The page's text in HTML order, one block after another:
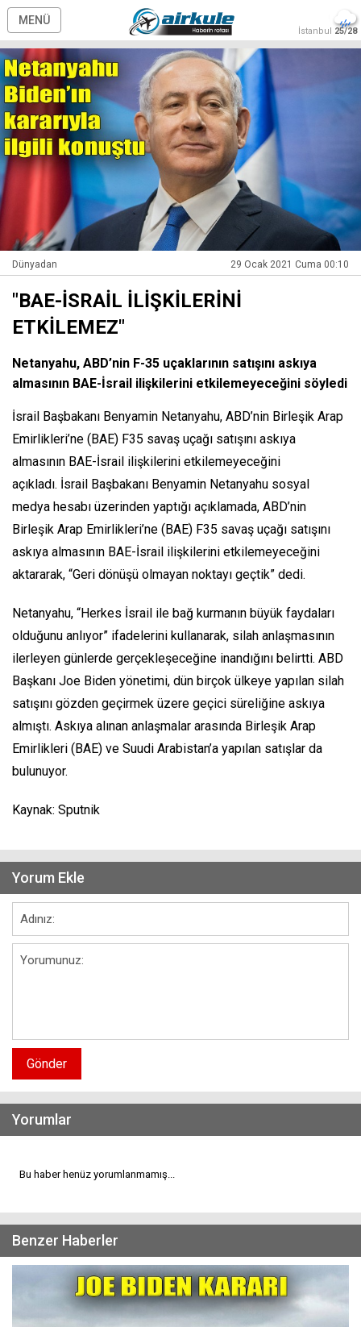
MENÜ
İstanbul 25/28
Dünyadan 29 Ocak 2021 Cuma 00:10
"BAE-İSRAİL İLİŞKİLERİNİ
ETKİLEMEZ"
Netanyahu, ABD’nin F-35 uçaklarının satışını askıya
almasının BAE-İsrail ilişkilerini etkilemeyeceğini söyledi
İsrail Başbakanı Benyamin Netanyahu, ABD’nin Birleşik Arap
Emirlikleri’ne (BAE) F35 savaş uçağı satışını askıya
almasının BAE-İsrail ilişkilerini etkilemeyeceğini
açıkladı. İsrail Başbakanı Benyamin Netanyahu sosyal
medya hesabı üzerinden yaptığı açıklamada, ABD’nin
Birleşik Arap Emirlikleri’ne (BAE) F35 savaş uçağı satışını
askıya almasının BAE-İsrail ilişkilerini etkilemeyeceğini
aktararak, “Geri dönüşü olmayan noktayı geçtik” dedi.
Netanyahu, “Herkes İsrail ile bağ kurmanın büyük faydaları
olduğunu anlıyor” ifadelerini kullanarak, silah anlaşmasının
ilerleyen günlerde gerçekleşeceğine inandığını belirtti. ABD
Başkanı Joe Biden yönetimi, dün birçok ülkeye yapılan silah
satışını gözden geçirmek üzere geçici süreliğine askıya
almıştı. Askıya alınan anlaşmalar arasında Birleşik Arap
Emirlikleri (BAE) ve Suudi Arabistan’a yapılan satışlar da
bulunuyor.
Kaynak: Sputnik
Yorum Ekle
Gönder
Yorumlar
Bu haber henüz yorumlanmamış...
Benzer Haberler